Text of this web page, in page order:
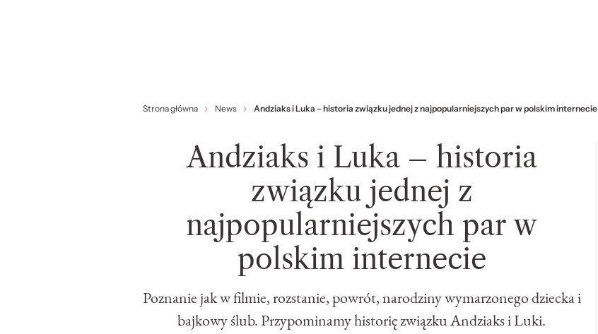
Strona główna News Andziaks i Luka – historia związku jednej z najpopularniejszych par w polskim internecie
Andziaks i Luka – historia
związku jednej z
najpopularniejszych par w
polskim internecie
Poznanie jak w filmie, rozstanie, powrót, narodziny wymarzonego dziecka i
bajkowy ślub. Przypominamy historię związku Andziaks i Luki.